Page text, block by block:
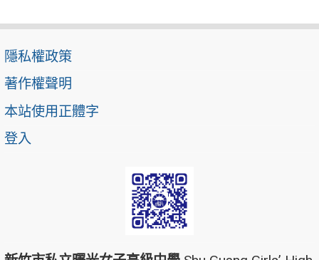
隱私權政策
著作權聲明
本站使用正體字
登入